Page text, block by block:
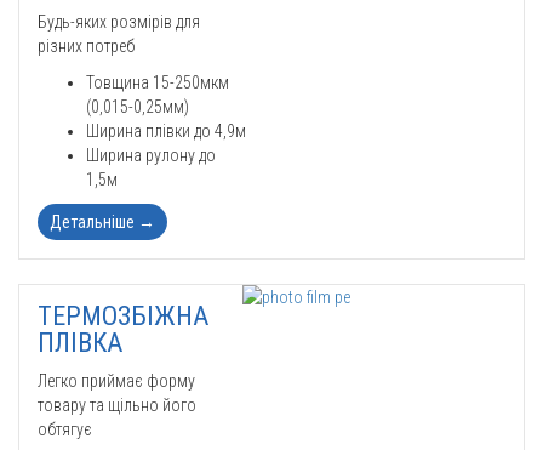
Будь-яких розмірів для
різних потреб
Товщина 15-250мкм
(0,015-0,25мм)
Ширина плівки до 4,9м
Ширина рулону до
1,5м
Детальніше →
ТЕРМОЗБІЖНА
ПЛІВКА
Легко приймає форму
товару та щільно його
обтягує